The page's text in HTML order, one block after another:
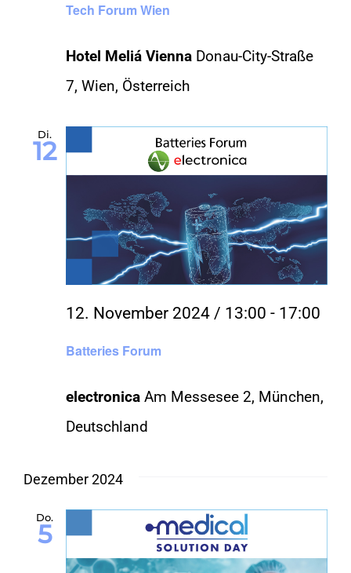
Tech Forum Wien
Hotel Meliá Vienna Donau-City-Straße
7, Wien, Österreich
Di.
12
Batteries Forum
12. November 2024 / 13:00 - 17:00
electronica Am Messesee 2, München,
Deutschland
Dezember 2024
Do.
5